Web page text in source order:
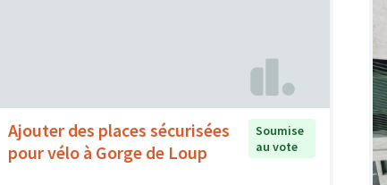
Ajouter des places sécurisées
pour vélo à Gorge de Loup
Soumise
au vote